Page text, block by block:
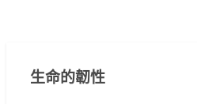
生命的韌性